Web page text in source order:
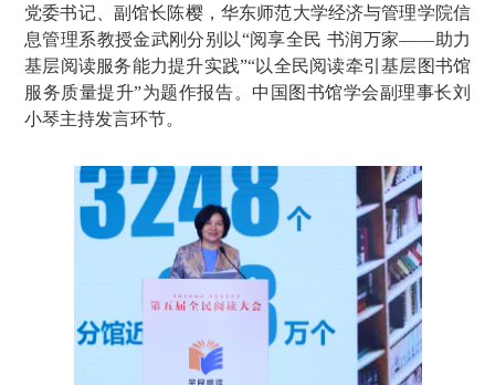
党委书记、副馆长陈樱，华东师范大学经济与管理学院信
息管理系教授金武刚分别以“阅享全民 书润万家——助力
基层阅读服务能力提升实践”“以全民阅读牵引基层图书馆
服务质量提升”为题作报告。中国图书馆学会副理事长刘
小琴主持发言环节。